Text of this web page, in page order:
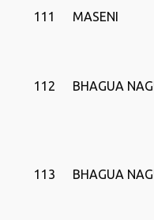
111 MASENI
112 BHAGUA
113 BHAGUA